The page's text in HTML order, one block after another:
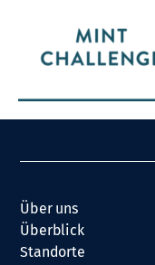
Über uns
Überblick
Standorte